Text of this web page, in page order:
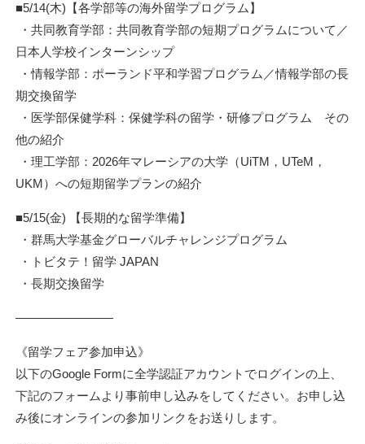
■5/14(木)【各学部等の海外留学プログラム】
・共同教育学部：共同教育学部の短期プログラムについて／
日本人学校インターンシップ
・情報学部：ポーランド平和学習プログラム／情報学部の長
期交換留学
・医学部保健学科：保健学科の留学・研修プログラム その
他の紹介
・理工学部：2026年マレーシアの大学（UiTM，UTeM，
UKM）への短期留学プランの紹介
■5/15(金) 【長期的な留学準備】
・群馬大学基金グローバルチャレンジプログラム
・トビタテ！留学 JAPAN
・長期交換留学
————————
《留学フェア参加申込》
以下のGoogle Formに全学認証アカウントでログインの上、
下記のフォームより事前申し込みをしてください。お申し込
み後にオンラインの参加リンクをお送りします。